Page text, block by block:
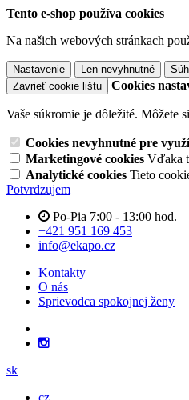
Tento e-shop používa cookies
Na našich webových stránkach
Nastavenie Len nevyhnutné
Zavrieť cookie lištu
Cookies
Vaše súkromie je dôležité. Môžete
Cookies nevyhnutné pre
Marketingové cookies Vďaka
Analytické cookies Tieto
Potvrdzujem
Po-Pia 7:00 - 13:00 hod.
+421 951 169 453
info@ekapo.cz
Kontakty
O nás
Sprievodca spokojnej ženy
sk
cz